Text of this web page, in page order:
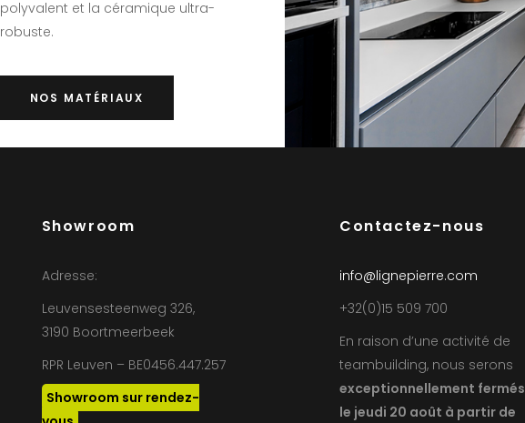
polyvalent et la céramique ultra-
robuste.
NOS MATÉRIAUX
Showroom
Adresse:
Leuvensesteenweg 326,
3190 Boortmeerbeek
RPR Leuven – BE0456.447.257
Showroom sur rendez-
Contactez-nous
info@lignepierre.com
+32(0)15 509 700
En raison d’une activité de
teambuilding, nous serons
exceptionnellement fermés
le jeudi 20 août à partir de